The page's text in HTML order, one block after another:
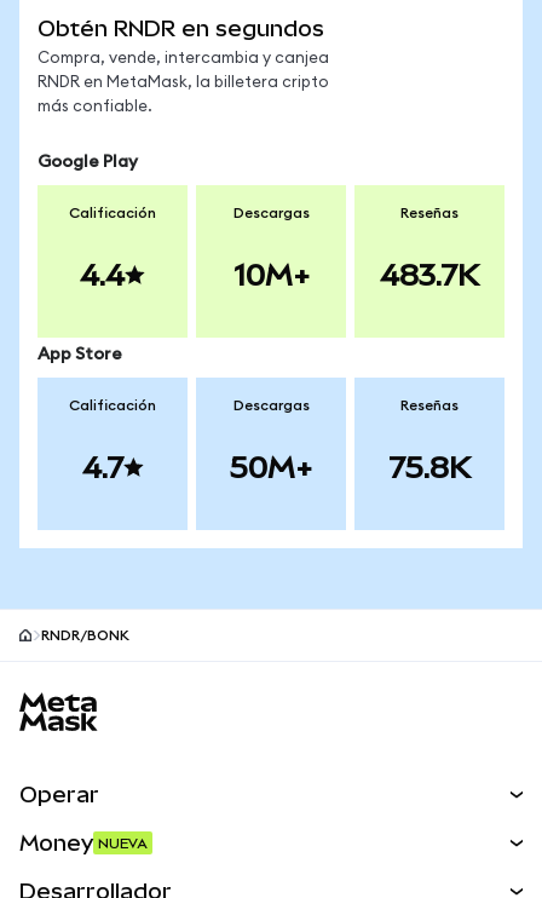
Obtén RNDR en segundos
Compra, vende, intercambia y canjea
RNDR en MetaMask, la billetera cripto
más confiable.
Google Play
Calificación
4.4
Descargas
10M+
Reseñas
483.7K
App Store
Calificación
4.7
Descargas
50M+
Reseñas
75.8K
RNDR/BONK
Operar
Money NUEVA
Desarrollador